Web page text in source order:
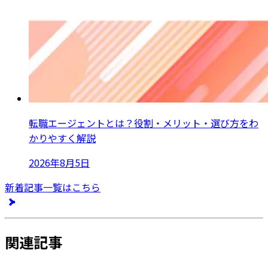
転職エージェントとは？役割・メリット・選び方をわ
かりやすく解説
2026年8月5日
新着記事一覧はこちら
関連記事